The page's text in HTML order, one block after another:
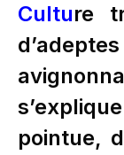
Culture
pointue,